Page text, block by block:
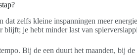
dat zelfs kleine inspanningen meer
blijft; je hebt minder last van
Bij de een duurt het maanden, bij